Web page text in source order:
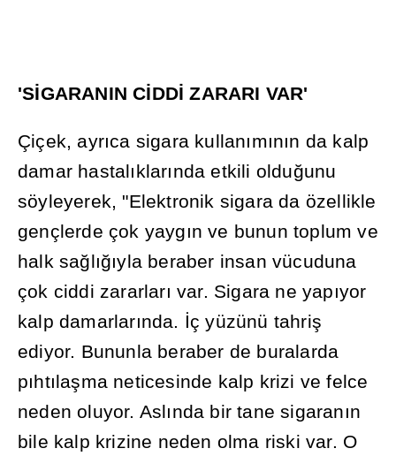
'SİGARANIN CİDDİ ZARARI VAR'
Çiçek, ayrıca sigara kullanımının da kalp
damar hastalıklarında etkili olduğunu
söyleyerek, "Elektronik sigara da özellikle
gençlerde çok yaygın ve bunun toplum ve
halk sağlığıyla beraber insan vücuduna
çok ciddi zararları var. Sigara ne yapıyor
kalp damarlarında. İç yüzünü tahriş
ediyor. Bununla beraber de buralarda
pıhtılaşma neticesinde kalp krizi ve felce
neden oluyor. Aslında bir tane sigaranın
bile kalp krizine neden olma riski var. O